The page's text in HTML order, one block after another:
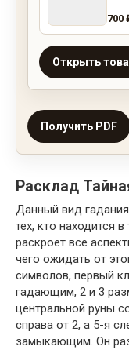
700
Открыть
Получить PDF
Расклад
Данный вид
тех, кто находится
раскроет все
чего ожидать от
символов, первый
гадающим, 2 и 3
центральной руны
справа от 2, а 5-я
замыкающим. Он